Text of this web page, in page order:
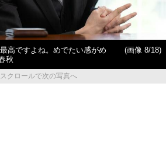
高ですよね。めでたい感がめ
秋
(画像 8/18)
クロールで次の写真へ